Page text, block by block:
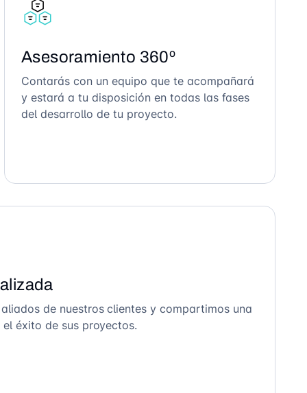
Asesoramiento 360º
Contarás con un equipo que te acompañará
y estará a tu disposición en todas las fases
del desarrollo de tu proyecto.
de nuestros clientes y compartimos una
éxito de sus proyectos.